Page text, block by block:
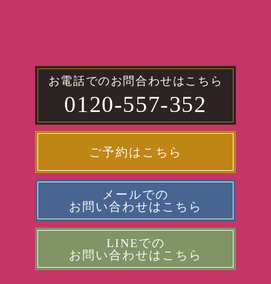
お電話でのお問合わせはこちら
0120-557-352
ご予約はこちら
メールでの
お問い合わせはこちら
LINEでの
お問い合わせはこちら